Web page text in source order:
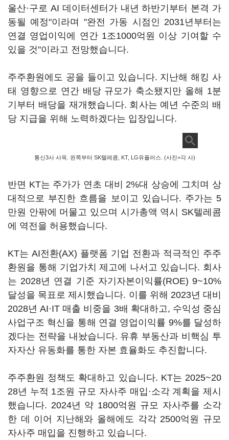
울산·구로 AI 데이터센터가 내년 하반기부터 본격 가
동될 예정"이라며 "완전 가동 시점인 2031년부터는
연결 영업이익에 연간 1조1000억원 이상 기여할 수
있을 것"이라고 전망했습니다.
주주환원에도 공을 들이고 있습니다. 지난해 해킹 사
태 영향으로 연간 배당 규모가 축소됐지만 올해 1분
기부터 배당을 재개했습니다. 회사는 예년 수준의 배
당 지급을 위해 노력하겠다는 입장입니다.
통신3사 사옥. 왼쪽부터 SK텔레콤, KT, LG유플러스. (사진=각 사)
반면 KT는 주가가 연초 대비 2%대 상승에 그치며 상
대적으로 부진한 흐름을 보이고 있습니다. 주가는 5
만원 안팎에 머물고 있으며 시가총액 역시 SK텔레콤
에 역전을 허용했습니다.
KT는 AI전환(AX) 플랫폼 기업 전환과 적극적인 주주
환원을 통해 기업가치 제고에 나서고 있습니다. 회사
는 2028년 연결 기준 자기자본이익률(ROE) 9~10%
달성을 목표로 제시했습니다. 이를 위해 2023년 대비
2028년 AI·IT 매출 비중을 3배 확대하고, 수익성 중심
사업구조 혁신을 통해 연결 영업이익률 9%를 달성하
겠다는 전략을 내놨습니다. 유휴 부동산과 비핵심 투
자자산 유동화를 통한 자본 효율화도 추진합니다.
주주환원 정책도 확대하고 있습니다. KT는 2025~20
28년 누적 1조원 규모 자사주 매입·소각 계획을 제시
했습니다. 2024년 약 1800억원 규모 자사주를 소각
한 데 이어 지난해와 올해에도 각각 2500억원 규모
자사주 매입을 진행하고 있습니다.